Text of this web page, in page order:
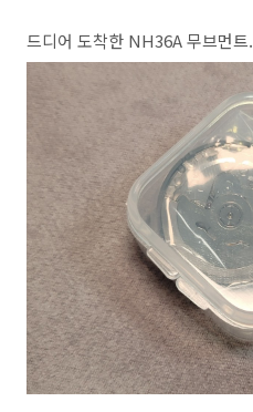
드디어 도착한 NH36A 무브먼트.